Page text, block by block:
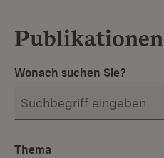
Publikationen
Wonach suchen Sie?
Thema